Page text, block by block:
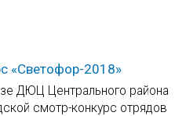
«Светофор-2018»
ДЮЦ Центрального района
смотр-конкурс отрядов